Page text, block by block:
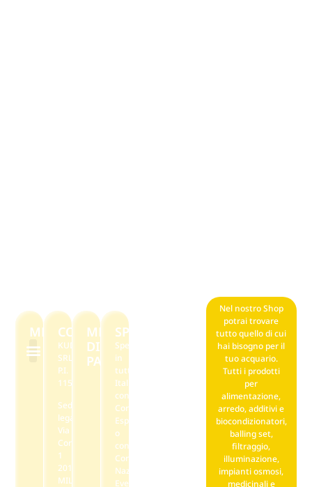
Nel nostro Shop
potrai trovare
tutto quello di cui
hai bisogno per il
tuo acquario.
Tutti i prodotti
per
alimentazione,
arredo, additivi e
biocondizionatori,
balling set,
filtraggio,
illuminazione,
impianti osmosi,
medicinali e
MENUCONTATTI
KUDAKUDA
SRL
P.I.
11569590968
Sede
legale
Via
Correggio,
1
20149
MILANO
METODI
DI
PAGAMENTO
SPEDIZIONI
Spediamo
in
tutta
Italia
con
Corriere
Espresso
o
con
Corriere
Nazionale.
Eventuali